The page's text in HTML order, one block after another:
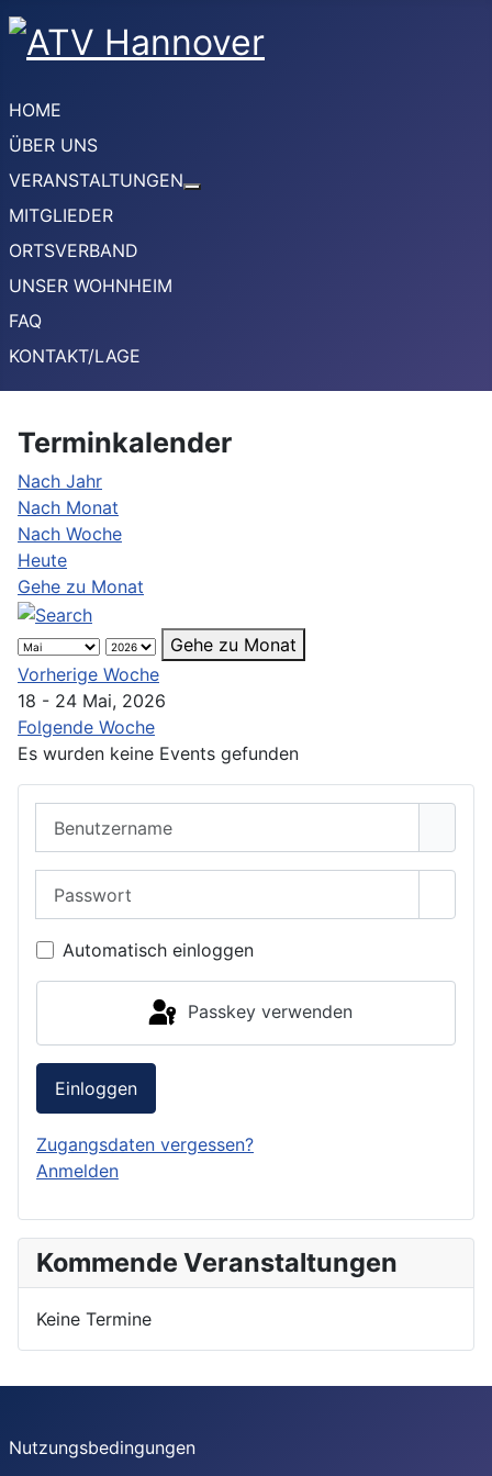
HOME
ÜBER UNS
VERANSTALTUNGEN
MITGLIEDER
ORTSVERBAND
UNSER WOHNHEIM
FAQ
KONTAKT/LAGE
Terminkalender
Nach Jahr
Nach Monat
Nach Woche
Heute
Gehe zu Monat
Gehe zu Monat
Vorherige Woche
18 - 24 Mai, 2026
Folgende Woche
Es wurden keine Events gefunden
Automatisch einloggen
Passkey verwenden
Einloggen
Zugangsdaten vergessen?
Anmelden
Kommende Veranstaltungen
Keine Termine
Nutzungsbedingungen